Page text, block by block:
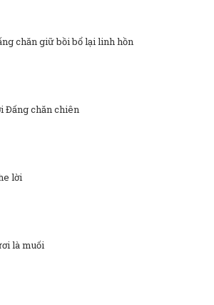
chăn giữ bồi bổ lại linh hồn
Đấng chăn chiên
lời
là muối